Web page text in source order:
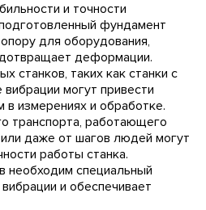
и точности
фундамент
для оборудования,
деформации.
станков, таких как станки с
могут привести
измерениях и обработке.
транспорта, работающего
даже от шагов людей могут
работы станка.
необходим специальный
и обеспечивает